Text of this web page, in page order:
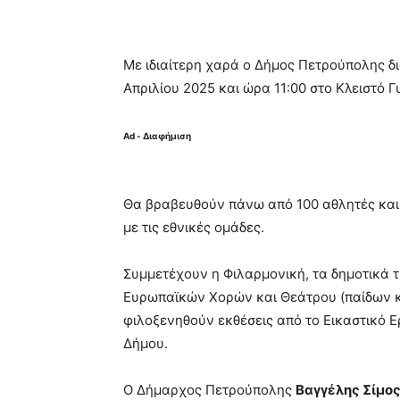
Με ιδιαίτερη χαρά ο Δήμος Πετρούπολης
Απριλίου 2025 και ώρα 11:00 στο Κλειστό
Ad - Διαφήμιση
Θα βραβευθούν πάνω από 100 αθλητές και
με τις εθνικές ομάδες.
Συμμετέχουν η Φιλαρμονική, τα
Ευρωπαϊκών Χορών και Θεάτρου (παίδων
φιλοξενηθούν εκθέσεις από το Εικαστικό
Δήμου.
Ο Δήμαρχος Πετρούπολης Βαγγέλης Σίμος